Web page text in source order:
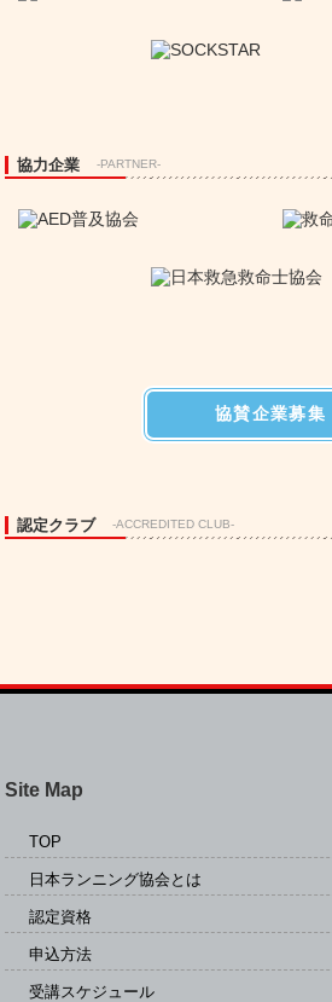
協力企業 -PARTNER-
協賛企業募集
認定クラブ -ACCREDITED CLUB-
Site Map
TOP
日本ランニング協会とは
認定資格
申込方法
受講スケジュール